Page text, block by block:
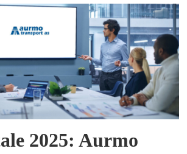
2025: Aurmo